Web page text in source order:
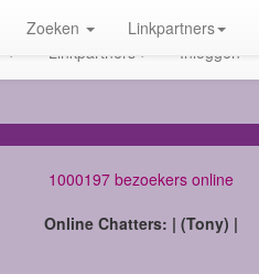
Linkpartners Inloggen
Zoeken Linkpartners
1000197 bezoekers online
Online Chatters: | (Tony) |